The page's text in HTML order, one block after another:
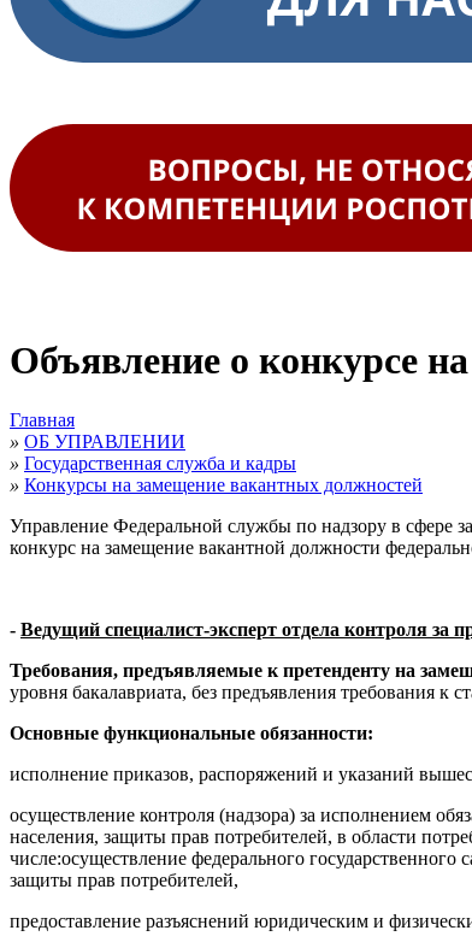
Объявление о конкурсе
Главная
» ОБ УПРАВЛЕНИИ
» Государственная служба и кадры
» Конкурсы на замещение вакантных должностей
Управление Федеральной службы по надзору в сфере
конкурс на замещение вакантной должности
- Ведущий специалист-эксперт отдела контроля за
Требования, предъявляемые к претенденту на
уровня бакалавриата, без предъявления требования
Основные функциональные обязанности:
исполнение приказов, распоряжений и указаний
осуществление контроля (надзора) за исполнением
населения, защиты прав потребителей, в области
числе:осуществление федерального государственного
защиты прав потребителей,
предоставление разъяснений юридическим и